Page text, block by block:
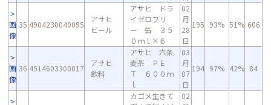
画
像
35 4904230040095
アサヒ
ビール
アサヒ ドラ
イゼロフリ
ー 缶 ３５
０ｍｌ×６
02
月
28
日
195 93% 51% 606
画
像
36 4514603300017
アサヒ
飲料
アサヒ 六条
麦茶 ＰＥ
Ｔ ６００ｍ
ｌ
03
月
07
日
194 97% 42% 84
カゴメ生きて
02